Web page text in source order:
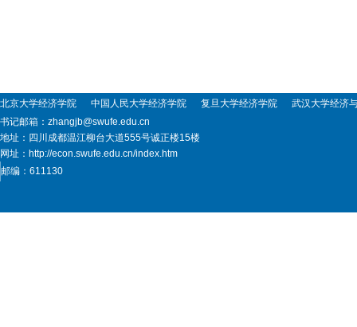
北京大学经济学院 中国人民大学经济学院 复旦大学经济学院
武汉大学经济
书记邮箱：zhangjb@swufe.edu.cn
地址：四川成都温江柳台大道555号诚正楼15楼
网址：http://econ.swufe.edu.cn/index.htm
邮编：611130